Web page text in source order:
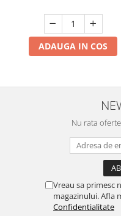
ADAUGA IN COS
Nu rata
Vreau sa primesc
magazinului. Afla
Confidentialitate